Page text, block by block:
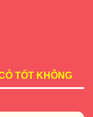
TỐT KHÔNG